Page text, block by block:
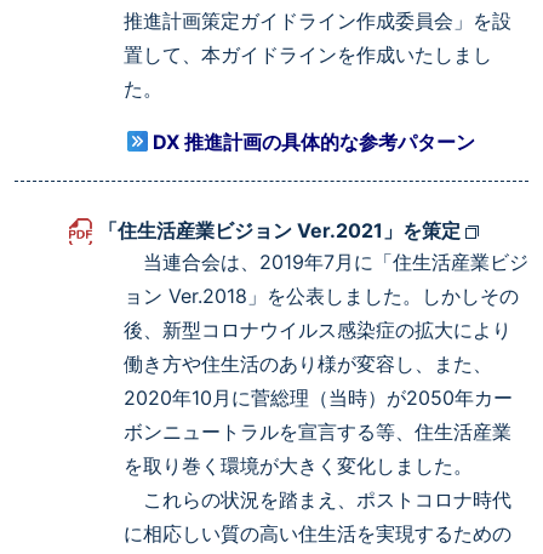
推進計画策定ガイドライン作成委員会」を設
置して、本ガイドラインを作成いたしまし
た。
DX 推進計画の具体的な参考パターン
「住生活産業ビジョン Ver.2021」を策定
当連合会は、2019年7月に「住生活産業ビジ
ョン Ver.2018」を公表しました。しかしその
後、新型コロナウイルス感染症の拡大により
働き方や住生活のあり様が変容し、また、
2020年10月に菅総理（当時）が2050年カー
ボンニュートラルを宣言する等、住生活産業
を取り巻く環境が大きく変化しました。
これらの状況を踏まえ、ポストコロナ時代
に相応しい質の高い住生活を実現するための